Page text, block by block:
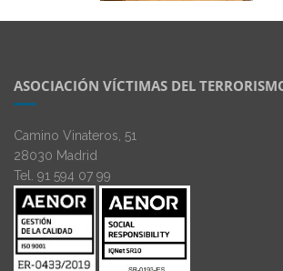
ASOCIACIÓN VÍCTIMAS DEL
Camino Vinateros, 51
28030 Madrid
Tel. 91 594 07 99